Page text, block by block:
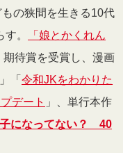
の狭間を生きる10代
。
「娘とかくれん
待賞を受賞し、漫画
」「 令和JKをわかりた
デート 」、単行本作
子になってない？ 40